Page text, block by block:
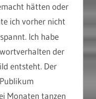
hätten oder
ich vorher nicht
Ich habe
der
entsteht. Der
Monaten tanzen